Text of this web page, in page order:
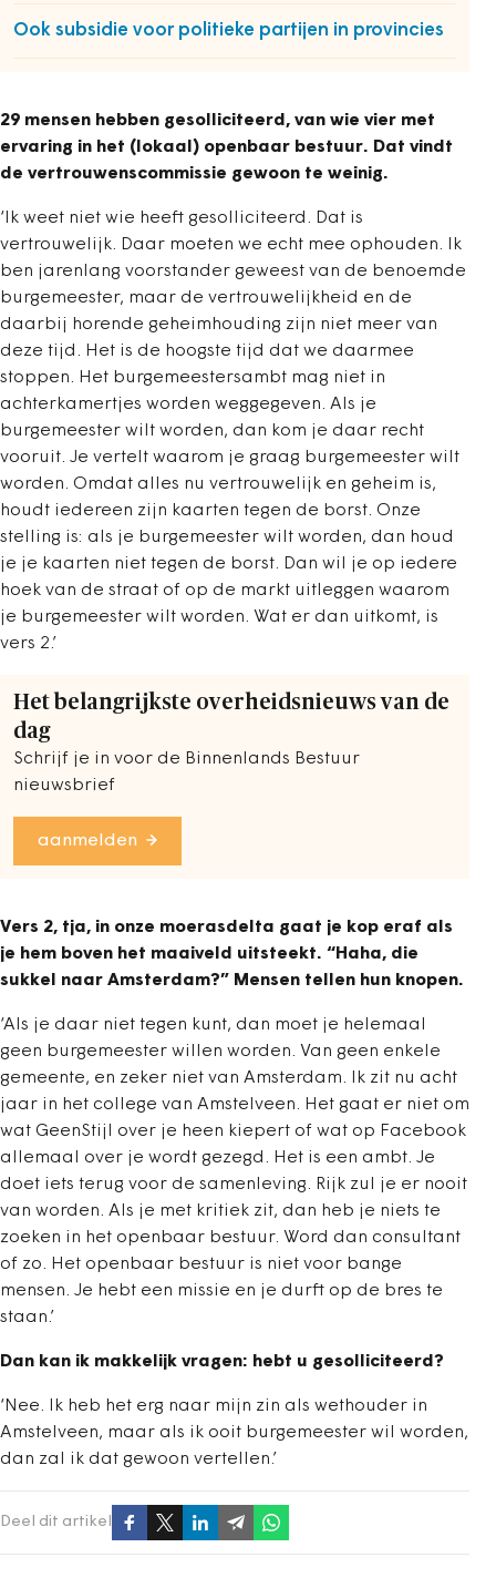
Ook subsidie voor politieke partijen in provincies
29 mensen hebben gesolliciteerd, van wie vier met
ervaring in het (lokaal) openbaar bestuur. Dat vindt
de vertrouwenscommissie gewoon te weinig.
‘Ik weet niet wie heeft gesolliciteerd. Dat is
vertrouwelijk. Daar moeten we echt mee ophouden. Ik
ben jarenlang voorstander geweest van de benoemde
burgemeester, maar de vertrouwelijkheid en de
daarbij horende geheimhouding zijn niet meer van
deze tijd. Het is de hoogste tijd dat we daarmee
stoppen. Het burgemeestersambt mag niet in
achterkamertjes worden weggegeven. Als je
burgemeester wilt worden, dan kom je daar recht
vooruit. Je vertelt waarom je graag burgemeester wilt
worden. Omdat alles nu vertrouwelijk en geheim is,
houdt iedereen zijn kaarten tegen de borst. Onze
stelling is: als je burgemeester wilt worden, dan houd
je je kaarten niet tegen de borst. Dan wil je op iedere
hoek van de straat of op de markt uitleggen waarom
je burgemeester wilt worden. Wat er dan uitkomt, is
vers 2.’
Het belangrijkste overheidsnieuws van de
dag
Schrijf je in voor de Binnenlands Bestuur
nieuwsbrief
aanmelden
Vers 2, tja, in onze moerasdelta gaat je kop eraf als
je hem boven het maaiveld uitsteekt. “Haha, die
sukkel naar Amsterdam?” Mensen tellen hun knopen.
‘Als je daar niet tegen kunt, dan moet je helemaal
geen burgemeester willen worden. Van geen enkele
gemeente, en zeker niet van Amsterdam. Ik zit nu acht
jaar in het college van Amstelveen. Het gaat er niet om
wat GeenStijl over je heen kiepert of wat op Facebook
allemaal over je wordt gezegd. Het is een ambt. Je
doet iets terug voor de samenleving. Rijk zul je er nooit
van worden. Als je met kritiek zit, dan heb je niets te
zoeken in het openbaar bestuur. Word dan consultant
of zo. Het openbaar bestuur is niet voor bange
mensen. Je hebt een missie en je durft op de bres te
staan.’
Dan kan ik makkelijk vragen: hebt u gesolliciteerd?
‘Nee. Ik heb het erg naar mijn zin als wethouder in
Amstelveen, maar als ik ooit burgemeester wil worden,
dan zal ik dat gewoon vertellen.’
Deel dit artikel